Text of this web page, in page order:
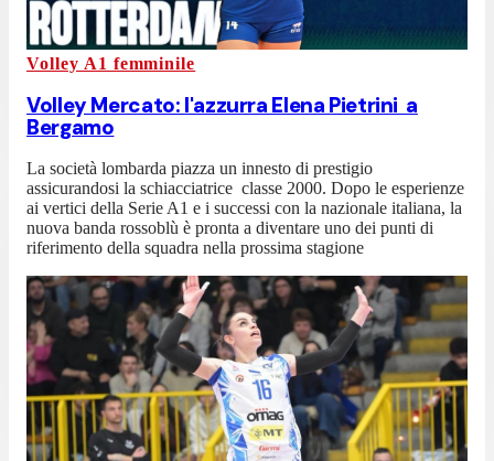
Volley A1 femminile
Volley Mercato: l'azzurra Elena Pietrini a
Bergamo
La società lombarda piazza un innesto di prestigio
assicurandosi la schiacciatrice classe 2000. Dopo le esperienze
ai vertici della Serie A1 e i successi con la nazionale italiana, la
nuova banda rossoblù è pronta a diventare uno dei punti di
riferimento della squadra nella prossima stagione